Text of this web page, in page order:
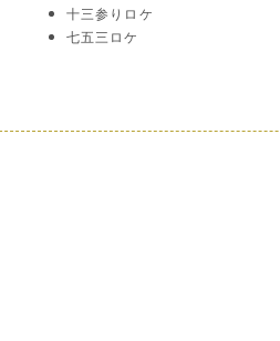
十三参りロケ
七五三ロケ